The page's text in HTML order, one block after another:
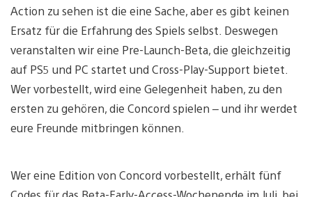
Action zu sehen ist die eine Sache, aber es gibt keinen
Ersatz für die Erfahrung des Spiels selbst. Deswegen
veranstalten wir eine Pre-Launch-Beta, die gleichzeitig
auf PS5 und PC startet und Cross-Play-Support bietet.
Wer vorbestellt, wird eine Gelegenheit haben, zu den
ersten zu gehören, die Concord spielen – und ihr werdet
eure Freunde mitbringen können.
Wer eine Edition von Concord vorbestellt, erhält fünf